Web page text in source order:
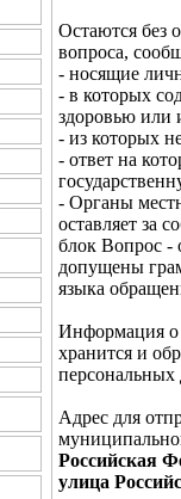
Остаются без
вопроса,
- носящие
- в которых
здоровью или
- из которых
- ответ на
- Органы
оставляет за
блок Вопрос -
допущены
языка
Информация о
хранится и
Адрес для
Российская
улица